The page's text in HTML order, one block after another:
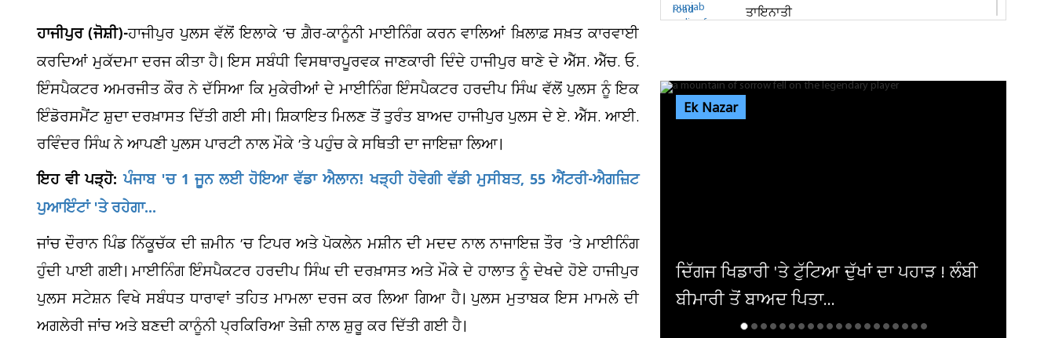
ਹਾਜੀਪੁਰ (ਜੋਸ਼ੀ)-ਹਾਜੀਪੁਰ ਪੁਲਸ ਵੱਲੋਂ ਇਲਾਕੇ ’ਚ ਗ਼ੈਰ-ਕਾਨੂੰਨੀ ਮਾਈਨਿੰਗ ਕਰਨ ਵਾਲਿਆਂ ਖ਼ਿਲਾਫ਼ ਸਖ਼ਤ ਕਾਰਵਾਈ
ਕਰਦਿਆਂ ਮੁਕੱਦਮਾ ਦਰਜ ਕੀਤਾ ਹੈ। ਇਸ ਸਬੰਧੀ ਵਿਸਥਾਰਪੂਰਵਕ ਜਾਣਕਾਰੀ ਦਿੰਦੇ ਹਾਜੀਪੁਰ ਥਾਣੇ ਦੇ ਐੱਸ. ਐੱਚ. ਓ.
ਇੰਸਪੈਕਟਰ ਅਮਰਜੀਤ ਕੌਰ ਨੇ ਦੱਸਿਆ ਕਿ ਮੁਕੇਰੀਆਂ ਦੇ ਮਾਈਨਿੰਗ ਇੰਸਪੈਕਟਰ ਹਰਦੀਪ ਸਿੰਘ ਵੱਲੋਂ ਪੁਲਸ ਨੂੰ ਇਕ
ਇੰਡੋਰਸਮੈਂਟ ਸ਼ੁਦਾ ਦਰਖ਼ਾਸਤ ਦਿੱਤੀ ਗਈ ਸੀ। ਸ਼ਿਕਾਇਤ ਮਿਲਣ ਤੋਂ ਤੁਰੰਤ ਬਾਅਦ ਹਾਜੀਪੁਰ ਪੁਲਸ ਦੇ ਏ. ਐੱਸ. ਆਈ.
ਰਵਿੰਦਰ ਸਿੰਘ ਨੇ ਆਪਣੀ ਪੁਲਸ ਪਾਰਟੀ ਨਾਲ ਮੌਕੇ ’ਤੇ ਪਹੁੰਚ ਕੇ ਸਥਿਤੀ ਦਾ ਜਾਇਜ਼ਾ ਲਿਆ।
ਇਹ ਵੀ ਪੜ੍ਹੋ:ਪੰਜਾਬ 'ਚ 1 ਜੂਨ ਲਈ ਹੋਇਆ ਵੱਡਾ ਐਲਾਨ! ਖੜ੍ਹੀ ਹੋਵੇਗੀ ਵੱਡੀ ਮੁਸੀਬਤ, 55 ਐਂਟਰੀ-ਐਗਜ਼ਿਟ
ਪੁਆਇੰਟਾਂ 'ਤੇ ਰਹੇਗਾ...
ਜਾਂਚ ਦੌਰਾਨ ਪਿੰਡ ਨਿੱਕੂਚੱਕ ਦੀ ਜ਼ਮੀਨ ’ਚ ਟਿਪਰ ਅਤੇ ਪੋਕਲੇਨ ਮਸ਼ੀਨ ਦੀ ਮਦਦ ਨਾਲ ਨਾਜਾਇਜ਼ ਤੌਰ ’ਤੇ ਮਾਈਨਿੰਗ
ਹੁੰਦੀ ਪਾਈ ਗਈ। ਮਾਈਨਿੰਗ ਇੰਸਪੈਕਟਰ ਹਰਦੀਪ ਸਿੰਘ ਦੀ ਦਰਖ਼ਾਸਤ ਅਤੇ ਮੌਕੇ ਦੇ ਹਾਲਾਤ ਨੂੰ ਦੇਖਦੇ ਹੋਏ ਹਾਜੀਪੁਰ
ਪੁਲਸ ਸਟੇਸ਼ਨ ਵਿਖੇ ਸਬੰਧਤ ਧਾਰਾਵਾਂ ਤਹਿਤ ਮਾਮਲਾ ਦਰਜ ਕਰ ਲਿਆ ਗਿਆ ਹੈ। ਪੁਲਸ ਮੁਤਾਬਕ ਇਸ ਮਾਮਲੇ ਦੀ
ਅਗਲੇਰੀ ਜਾਂਚ ਅਤੇ ਬਣਦੀ ਕਾਨੂੰਨੀ ਪ੍ਰਕਿਰਿਆ ਤੇਜ਼ੀ ਨਾਲ ਸ਼ੁਰੂ ਕਰ ਦਿੱਤੀ ਗਈ ਹੈ।
ਤਾਇਨਾਤੀ
Ek Nazar
ਦਿੱਗਜ ਖਿਡਾਰੀ 'ਤੇ ਟੁੱਟਿਆ ਦੁੱਖਾਂ ਦਾ ਪਹਾੜ ! ਲੰਬੀ
ਬੀਮਾਰੀ ਤੋਂ ਬਾਅਦ ਪਿਤਾ...
ਪਾਕਿ-ਸਾਊਦੀ-ਤੁਰਕੀ ਸਮਝੌਤੇ
'ਚ US ਦੀ ਭੂਮਿਕਾ ਘਟਣ ਦੀ